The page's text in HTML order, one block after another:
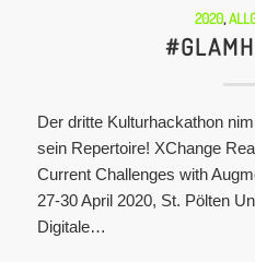
2020,
Der dritte Kulturhackathon
sein Repertoire! XChange
Current Challenges with
27-30 April 2020, St. Pölten
Digitale…